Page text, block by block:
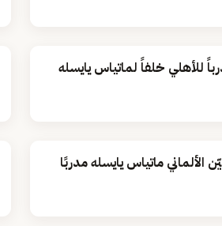
للأهلي خلفاً لماتياس يايسله
الألماني ماتياس يايسله مدربًا